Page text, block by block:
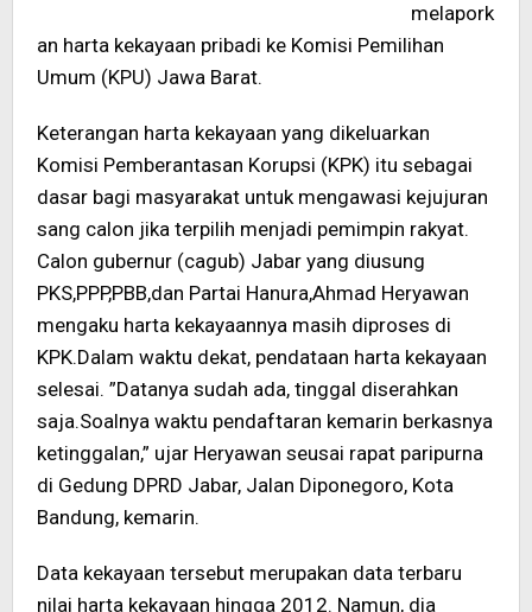
melapork
an harta kekayaan pribadi ke Komisi Pemilihan
Umum (KPU) Jawa Barat.
Keterangan harta kekayaan yang dikeluarkan
Komisi Pemberantasan Korupsi (KPK) itu sebagai
dasar bagi masyarakat untuk mengawasi kejujuran
sang calon jika terpilih menjadi pemimpin rakyat.
Calon gubernur (cagub) Jabar yang diusung
PKS,PPP,PBB,dan Partai Hanura,Ahmad Heryawan
mengaku harta kekayaannya masih diproses di
KPK.Dalam waktu dekat, pendataan harta kekayaan
selesai. ”Datanya sudah ada, tinggal diserahkan
saja.Soalnya waktu pendaftaran kemarin berkasnya
ketinggalan,” ujar Heryawan seusai rapat paripurna
di Gedung DPRD Jabar, Jalan Diponegoro, Kota
Bandung, kemarin.
Data kekayaan tersebut merupakan data terbaru
nilai harta kekayaan hingga 2012. Namun, dia